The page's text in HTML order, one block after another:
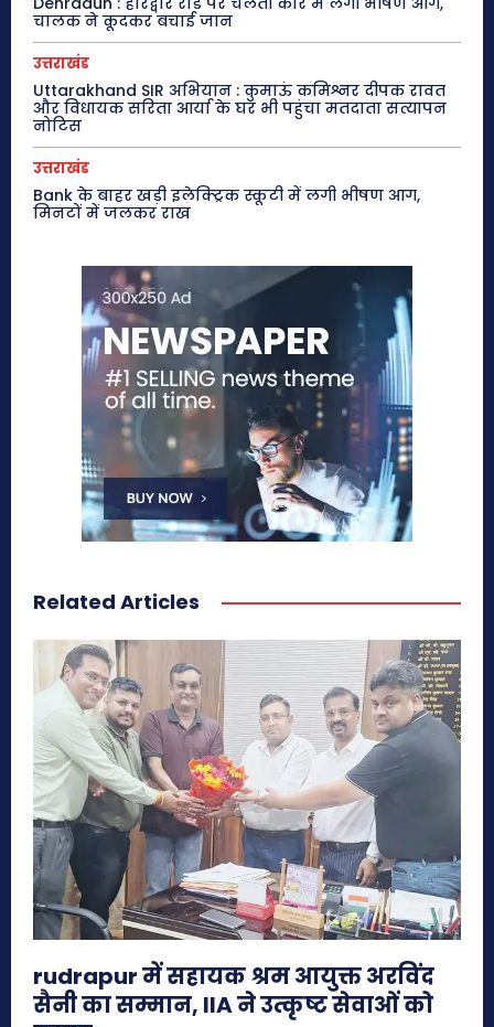
चालक ने कूदकर बचाई जान
उत्तराखंड
Uttarakhand SIR अभियान : कुमाऊं कमिश्नर दीपक रावत
और विधायक सरिता आर्या के घर भी पहुंचा मतदाता सत्यापन
नोटिस
उत्तराखंड
Bank के बाहर खड़ी इलेक्ट्रिक स्कूटी में लगी भीषण आग,
मिनटों में जलकर राख
Related Articles
rudrapur में सहायक श्रम आयुक्त अरविंद
सैनी का सम्मान, IIA ने उत्कृष्ट सेवाओं को